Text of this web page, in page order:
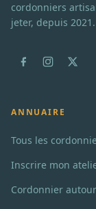
cordonniers
jeter, depuis 2021.
ANNUAIRE
Tous les
Inscrire mon
Cordonnier